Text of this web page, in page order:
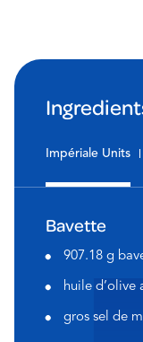
Impériale Units
Bavette
907.18 g
huile d’olive
gros sel de